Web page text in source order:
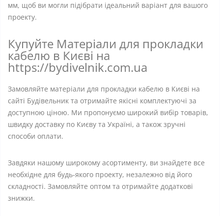
мм, щоб ви могли підібрати ідеальний варіант для вашого
проекту.
Купуйте Матеріали для прокладки
кабелю в Києві на
https://bydivelnik.com.ua
Замовляйте матеріали для прокладки кабелю в Києві на
сайті Будівельник та отримайте якісні комплектуючі за
доступною ціною. Ми пропонуємо широкий вибір товарів,
швидку доставку по Києву та Україні, а також зручні
способи оплати.
Завдяки нашому широкому асортименту, ви знайдете все
необхідне для будь-якого проекту, незалежно від його
складності. Замовляйте оптом та отримайте додаткові
знижки.